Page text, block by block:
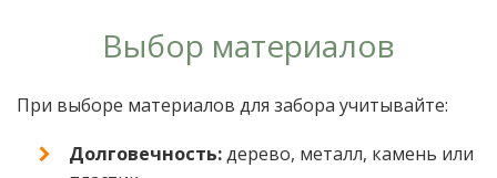
Выбор материалов
При выборе материалов для забора учитывайте:
Долговечность:дерево, металл, камень или